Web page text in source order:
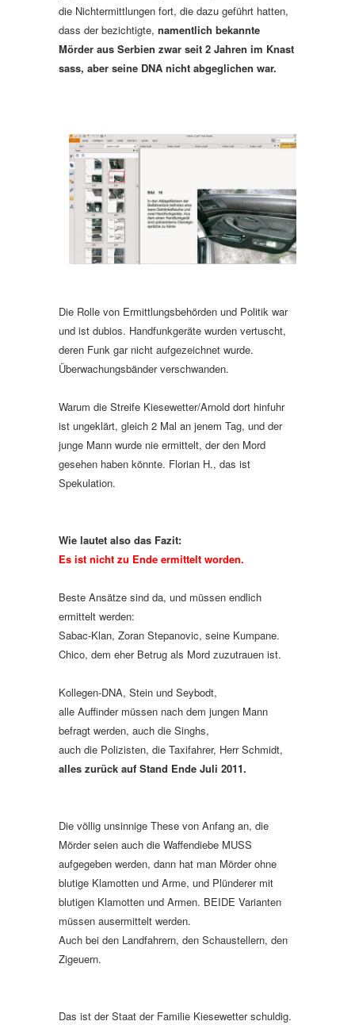
die Nichtermittlungen fort, die dazu geführt hatten,
dass der bezichtigte, namentlich bekannte
Mörder aus Serbien zwar seit 2 Jahren im Knast
sass, aber seine DNA nicht abgeglichen war.
Die Rolle von Ermittlungsbehörden und Politik war
und ist dubios. Handfunkgeräte wurden vertuscht,
deren Funk gar nicht aufgezeichnet wurde.
Überwachungsbänder verschwanden.
Warum die Streife Kiesewetter/Arnold dort hinfuhr
ist ungeklärt, gleich 2 Mal an jenem Tag, und der
junge Mann wurde nie ermittelt, der den Mord
gesehen haben könnte. Florian H., das ist
Spekulation.
Wie lautet also das Fazit:
Es ist nicht zu Ende ermittelt worden.
Beste Ansätze sind da, und müssen endlich
ermittelt werden:
Sabac-Klan, Zoran Stepanovic, seine Kumpane.
Chico, dem eher Betrug als Mord zuzutrauen ist.
Kollegen-DNA, Stein und Seybodt,
alle Auffinder müssen nach dem jungen Mann
befragt werden, auch die Singhs,
auch die Polizisten, die Taxifahrer, Herr Schmidt,
alles zurück auf Stand Ende Juli 2011.
Die völlig unsinnige These von Anfang an, die
Mörder seien auch die Waffendiebe MUSS
aufgegeben werden, dann hat man Mörder ohne
blutige Klamotten und Arme, und Plünderer mit
blutigen Klamotten und Armen. BEIDE Varianten
müssen ausermittelt werden.
Auch bei den Landfahrern, den Schaustellern, den
Zigeuern.
Das ist der Staat der Familie Kiesewetter schuldig.